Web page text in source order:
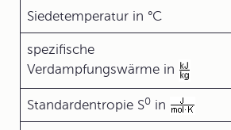
Siedetemperatur in °C
spezifische
Verdampfungswärme in
Standardentropie S0 in